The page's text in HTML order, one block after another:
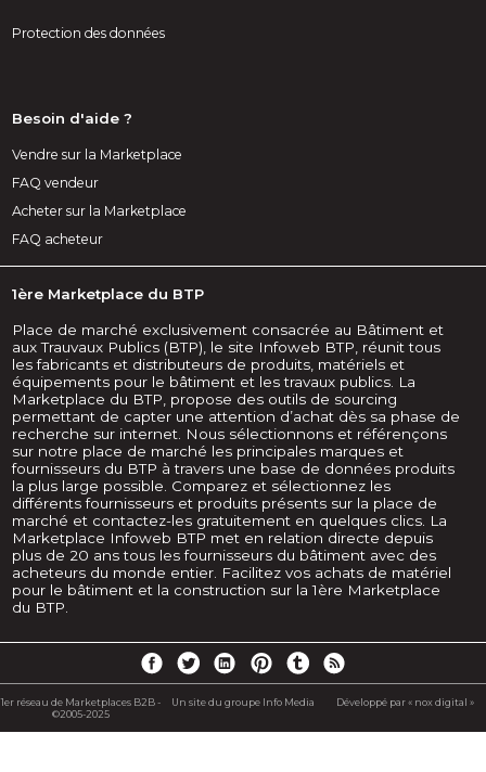
Protection des données
Besoin d'aide ?
Vendre sur la Marketplace
FAQ vendeur
Acheter sur la Marketplace
FAQ acheteur
1ère Marketplace du BTP
Place de marché exclusivement consacrée au Bâtiment et
aux Trauvaux Publics (BTP), le site Infoweb BTP, réunit tous
les fabricants et distributeurs de produits, matériels et
équipements pour le bâtiment et les travaux publics. La
Marketplace du BTP, propose des outils de sourcing
permettant de capter une attention d’achat dès sa phase de
recherche sur internet. Nous sélectionnons et référençons
sur notre place de marché les principales marques et
fournisseurs du BTP à travers une base de données produits
la plus large possible. Comparez et sélectionnez les
différents fournisseurs et produits présents sur la place de
marché et contactez-les gratuitement en quelques clics. La
Marketplace Infoweb BTP met en relation directe depuis
plus de 20 ans tous les fournisseurs du bâtiment avec des
acheteurs du monde entier. Facilitez vos achats de matériel
pour le bâtiment et la construction sur la 1ère Marketplace
du BTP.
1er réseau de Marketplaces B2B -
©2005-2025
Un site du groupe Info Media Développé par « nox digital »